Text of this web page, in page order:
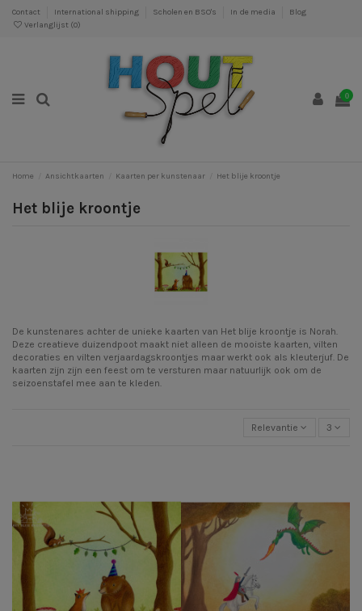
Contact International shipping Scholen en BSO's In de media
Blog
Verlanglijst (0)
0
Home Ansichtkaarten Kaarten per kunstenaar Het blije kroontje
Het blije kroontje
De kunstenares achter de unieke kaarten van Het blije kroontje is Norah.
Deze creatieve duizendpoot maakt niet alleen de mooiste kaarten, vilten
decoraties en vilten verjaardagskroontjes maar werkt ook als kleuterjuf. De
kaarten zijn zijn een feest om te versturen maar natuurlijk ook om de
seizoenstafel mee aan te kleden.
Relevantie 3